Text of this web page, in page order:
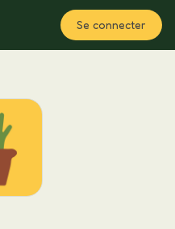
Se connecter
Fertilisation